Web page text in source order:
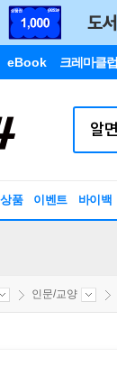
eBook 크레마클럽
품 이벤트 바이백
인문/교양